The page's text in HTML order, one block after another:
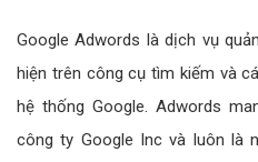
Google Adwords là dịch vụ
hiện trên công cụ tìm kiếm và
hệ thống Google. Adwords
công ty Google Inc và luôn là